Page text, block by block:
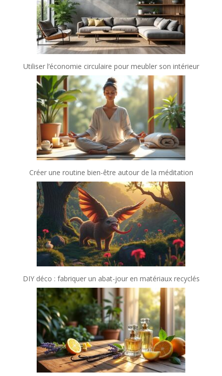
Utiliser l’économie circulaire pour meubler son intérieur
Créer une routine bien-être autour de la méditation
DIY déco : fabriquer un abat-jour en matériaux recyclés